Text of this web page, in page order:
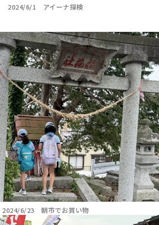
2024/6/1 アイーナ探検
2024/6/23 朝市でお買い物